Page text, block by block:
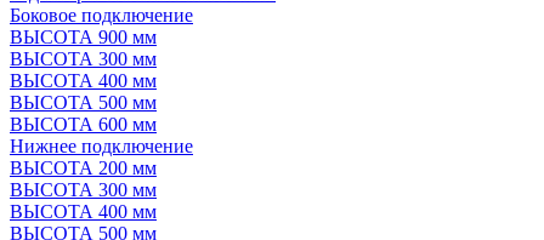
Боковое подключение
ВЫСОТА 900 мм
ВЫСОТА 300 мм
ВЫСОТА 400 мм
ВЫСОТА 500 мм
ВЫСОТА 600 мм
Нижнее подключение
ВЫСОТА 200 мм
ВЫСОТА 300 мм
ВЫСОТА 400 мм
ВЫСОТА 500 мм